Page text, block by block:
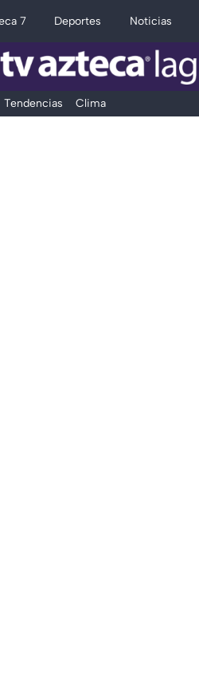
7 Deportes Noticias
Tendencias Clima